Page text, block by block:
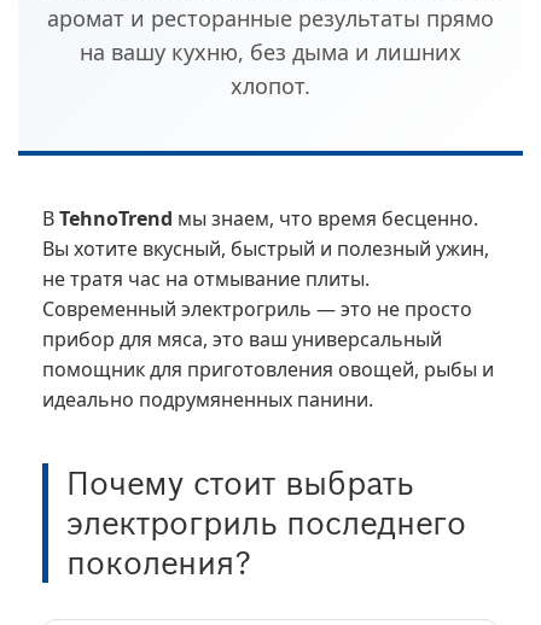
аромат и ресторанные результаты прямо
на вашу кухню, без дыма и лишних
хлопот.
ВTehnoTrend мы знаем, что время бесценно.
Вы хотите вкусный, быстрый и полезный ужин,
не тратя час на отмывание плиты.
Современный электрогриль — это не просто
прибор для мяса, это ваш универсальный
помощник для приготовления овощей, рыбы и
идеально подрумяненных панини.
Почему стоит выбрать
электрогриль последнего
поколения?